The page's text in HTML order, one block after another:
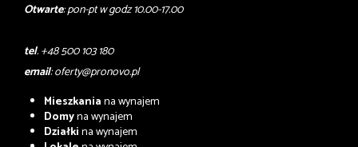
Otwarte: pon-pt w godz 10.00-17.00
tel. +48 500 103 180
email:oferty@pronovo.pl
Mieszkaniana wynajem
Domyna wynajem
Działkina wynajem